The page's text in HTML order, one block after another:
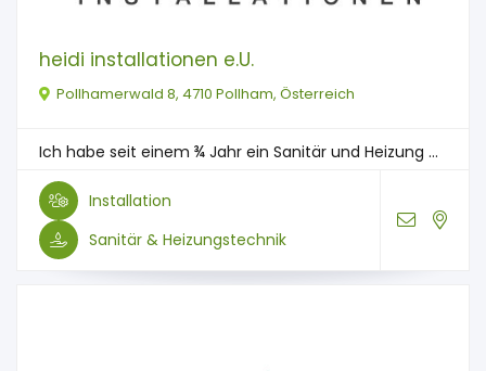
heidi installationen e.U.
Pollhamerwald 8, 4710 Pollham, Österreich
Ich habe seit einem ¾ Jahr ein Sanitär und Heizung ...
Installation
Sanitär & Heizungstechnik